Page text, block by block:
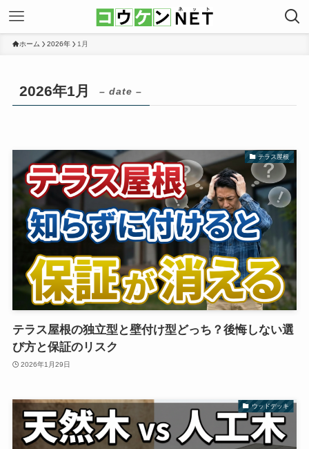
ホーム 2026年 1月
2026年1月 – date –
テラス屋根
テラス屋根の独立型と壁付け型どっち？後悔しない選
び方と保証のリスク
2026年1月29日
ウッドデッキ